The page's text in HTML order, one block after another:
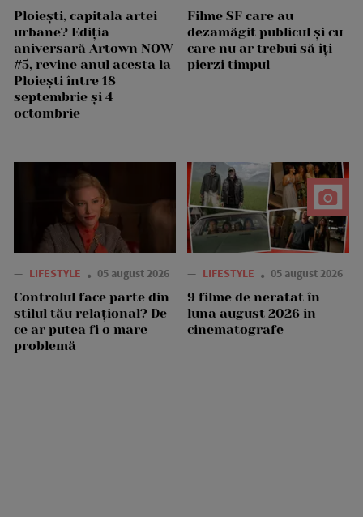
Ploiești, capitala artei
urbane? Ediția
aniversară Artown NOW
#5, revine anul acesta la
Ploiești între 18
septembrie și 4
octombrie
Filme SF care au
dezamăgit publicul și cu
care nu ar trebui să îți
pierzi timpul
— LIFESTYLE 05 august 2026
Controlul face parte din
stilul tău relațional? De
ce ar putea fi o mare
problemă
— LIFESTYLE 05 august 2026
9 filme de neratat în
luna august 2026 în
cinematografe